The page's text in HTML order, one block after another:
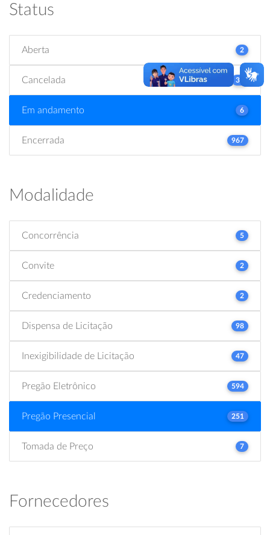
Status
Aberta 2
Cancelada 31
Em andamento 6
Encerrada 967
Modalidade
Concorrência 5
Convite 2
Credenciamento 2
Dispensa de Licitação 98
Inexigibilidade de Licitação 47
Pregão Eletrônico 594
Pregão Presencial 251
Tomada de Preço 7
Fornecedores